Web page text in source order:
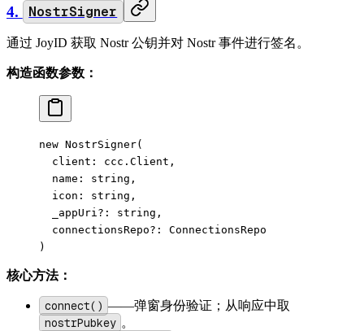
4. NostrSigner
通过 JoyID 获取 Nostr 公钥并对 Nostr 事件进行签名。
构造函数参数：
new NostrSigner(
  client: ccc.Client,
  name: string,
  icon: string,
  _appUri
?:
string,
  connectionsRepo
?:
ConnectionsRepo
)
核心方法：
connect() ——弹窗身份验证；从响应中取
nostrPubkey 。